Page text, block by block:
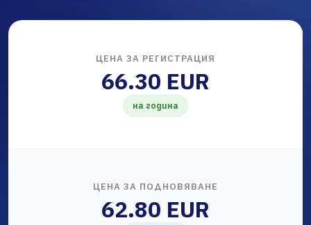
ЦЕНА ЗА РЕГИСТРАЦИЯ
66.30 EUR
на година
ЦЕНА ЗА ПОДНОВЯВАНЕ
62.80 EUR